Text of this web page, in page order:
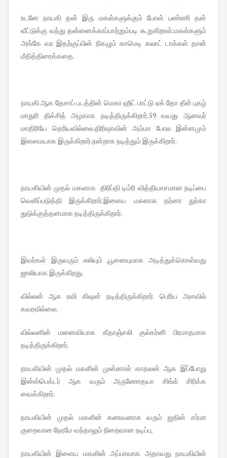
உடனே நாயகி தன் இரு மகள்களுக்கும் போன் பண்ணி தன்
வீட்டுக்கு வந்து தன்னைக்காப்பாற்றும்படி கூறுகிறாள்.மகள்களும்
அங்கே வர இதற்குப்பின் நிகழும் காமெடி கலாட் டாக்கள் தான்
மீதித்திரைக்கதை.
நாயகி ஆக தேசாப் படத்தின் மெகா ஹிட் பாட்டு ஏக் தோ தீன் புகழ்
மாதுரி திக்சித் அழகாக நடித்திருக்கிறார்.59 வயது ஆனவர்
மாதிரியே தெரியவில்லை.திரிஷாவின் அம்மா போல இன்னமும்
இளமையாக இருக்கிறார்.நன்றாக நடித்தும் இருக்கிறார்.
நாயகியின் முதல் மகளாக திரிப்தி டிம்ரி வித்தியாசமான நடிப்பை
வெளிப்படுத்தி இருக்கிறார்.இளைய மகளாக தர்னா துர்கா
துடுக்குத்தனமாக நடித்திருக்கிறார்.
இவர்கள் இருவரும் எலியும் ,பூனையுமாக அடித்துக்கொள்வது
ஜாலியாக இருக்கிறது.
வில்லன் ஆக ரவி கிஷன் நடித்திருக்கிறார். பெரிய அளவில்
கவரவில்லை.
வில்லனின் மனைவியாக கீதாஞ்சலி குல்கர்னி பிரமாதமாக
நடித்திருக்கிறார்.
நாயகியின் முதல் மகளின் முன்னாள் காதலன் ஆக இப்போது
இன்ஸ்பெக்டர் ஆக வரும் அருணோதயா சிங்க் சிரிக்க
வைக்கிறார்.
நாயகியின் முதல் மகளின் கணவனாக வரும் ஜதின் சர்மா
குறைவான நேரமே வந்தாலும் நிறைவான நடிப்பு.
நாயகியின் இளைய மகளின் அப்பாவாக அதாவது நாயகியின்